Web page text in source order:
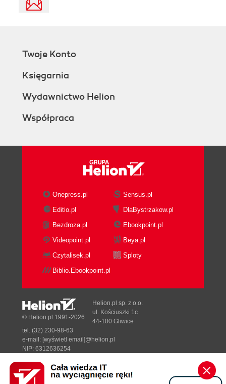
Twoje Konto
Księgarnia
Wydawnictwo Helion
Współpraca
Onepress.pl
Sensus.pl
Editio.pl
DlaBystrzakow.pl
Bezdroza.pl
Ebookpoint.pl
Videopoint.pl
Beya.pl
Czytalisek.pl
Sploty
Biblio.Ebookpoint.pl
Designed with ♥ byTonik.pl
© Helion.pl 1991-2026
Helion.pl sp. z o.o.
ul. Kościuszki 1c
44-100 Gliwice
tel. (32) 230-98-63
e-mail: [wyświetl email]@helion.pl
NIP: 6312636254